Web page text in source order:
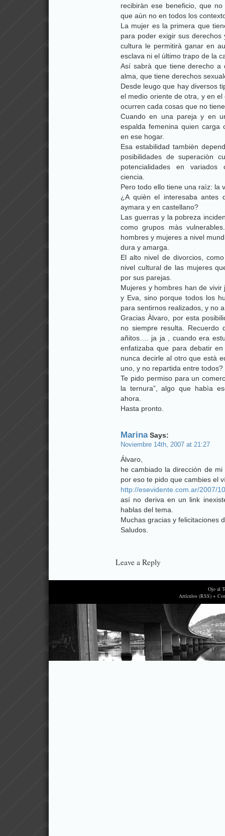
recibiràn ese beneficio, que
que aùn no en todos los
La mujer es la primera que
para poder exigir sus
cultura le permitirà ganar en
esclava ni el ùltimo trapo de la
Así sabrà que tiene derecho
alma, que tiene derechos
Desde leugo que hay diversos
el medio oriente de otra, y en
ocurren cada cosas que no
Cuando en una pareja y en
espalda femenina quien carga
en ese hogar.
Esa estabilidad tambièn
posibilidades de superaciòn
potencialidades en variados
ciencia.
Pero todo ello tiene una raìz: la
¿A quièn el interesaba antes
aymara y en castellano?
Las guerras y la pobreza
como grupos màs
hombres y mujeres a nivel
dura y amarga.
El alto nivel de divorcios,
nivel cultural de las mujeres
por sus parejas.
Mujeres y hombres han de
y Eva, sino porque todos los
para sentirnos realizados, y no
Gracias Àlvaro, por esta
no siempre resulta. Recuerdo
añitos…. ja ja , cuando era
enfatizaba que para debatir
nunca decirle al otro que està
uno, y no repartida entre todos?
Te pido permiso para un
la ternura”, algo que habìa
ahora.
Hasta pronto.
MarinaSays:
Noviembre 14th, 2007 at 21:27
Álvaro,
he cambiado la dirección de
por eso te pido que cambies el
http://esevidente.com.ar/2007/
así no deriva en un link
hablas del tema.
Muchas gracias y felicitaciones
Saludos.
Leave a Reply
Ojo al
Artículos (RSS) +